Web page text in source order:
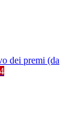
dei premi (da